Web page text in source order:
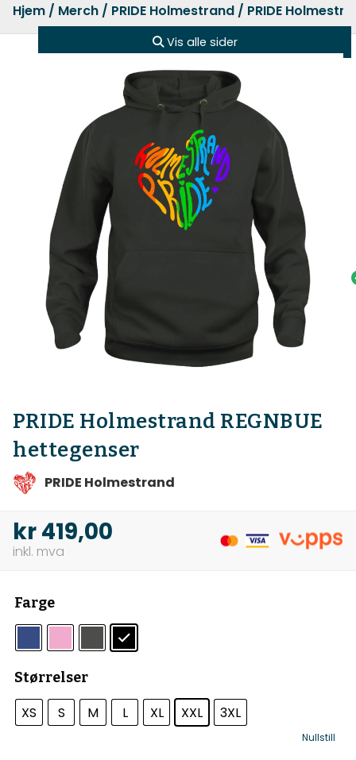
Hjem / Merch / PRIDE Holmestrand / PRIDE
Vis alle sider
PRIDE Holmestrand REGNBUE
hettegenser
PRIDE Holmestrand
kr419,00
Farge
Størrelser
XS S M L XL XXL 3XL
Nullstill